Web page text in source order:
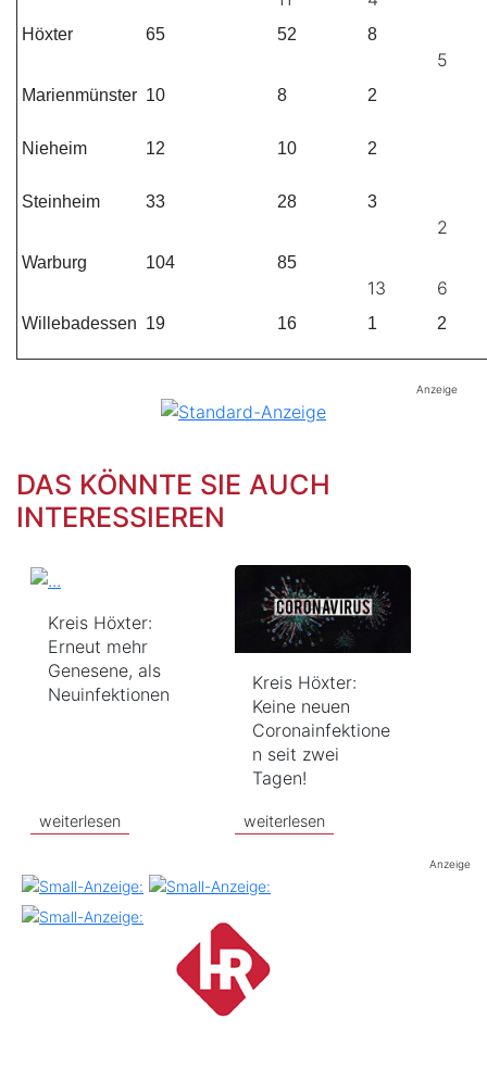
Höxter 65 52 8
5
Marienmünster 10 8 2
Nieheim 12 10 2
Steinheim 33 28 3
2
Warburg 104 85
13 6
Willebadessen 19 16 1 2
Anzeige
DAS KÖNNTE SIE AUCH
INTERESSIEREN
Kreis Höxter:
Erneut mehr
Genesene, als
Neuinfektionen
weiterlesen
Kreis Höxter:
Keine neuen
Coronainfektione
n seit zwei
Tagen!
weiterlesen
Anzeige